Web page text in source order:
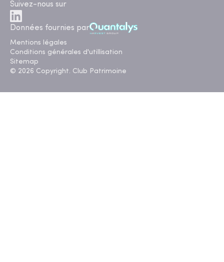
Suivez-nous sur
Données fournies par
Mentions légales
Conditions générales d'utillisation
Sitemap
© 2026 Copyright. Club Patrimoine